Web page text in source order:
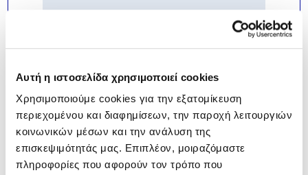
Αυτή η ιστοσελίδα χρησιμοποιεί cookies
Χρησιμοποιούμε cookies για την εξατομίκευση
περιεχομένου και διαφημίσεων, την παροχή λειτουργιών
κοινωνικών μέσων και την ανάλυση της
επισκεψιμότητάς μας. Επιπλέον, μοιραζόμαστε
πληροφορίες που αφορούν τον τρόπο που
*Δηλώνω πως έχω διαβάσει και
κατανοώ την
Πολιτική Απορρήτου
εταιρείας.